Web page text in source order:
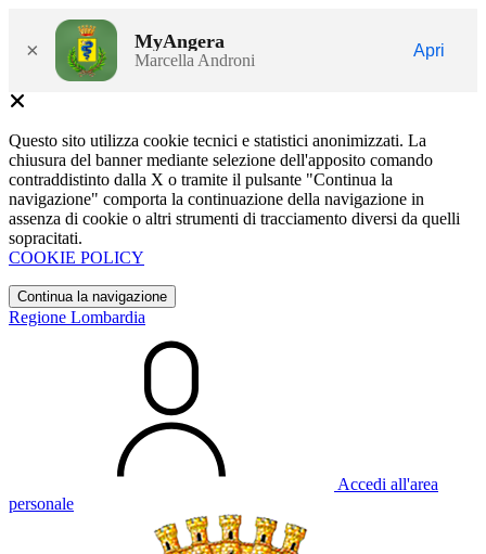
× MyAngera
Marcella Androni
Apri
Questo sito utilizza cookie tecnici e statistici anonimizzati. La
chiusura del banner mediante selezione dell'apposito comando
contraddistinto dalla X o tramite il pulsante "Continua la
navigazione" comporta la continuazione della navigazione in
assenza di cookie o altri strumenti di tracciamento diversi da quelli
sopracitati.
COOKIE POLICY
Continua la navigazione
Regione Lombardia
Accedi all'area
personale